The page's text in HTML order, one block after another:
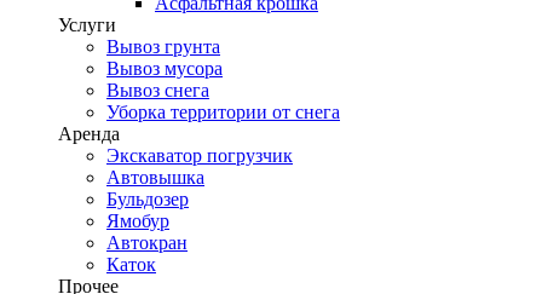
Услуги
Вывоз грунта
Вывоз мусора
Вывоз снега
Уборка территории от снега
Аренда
Экскаватор погрузчик
Автовышка
Бульдозер
Ямобур
Автокран
Каток
Прочее